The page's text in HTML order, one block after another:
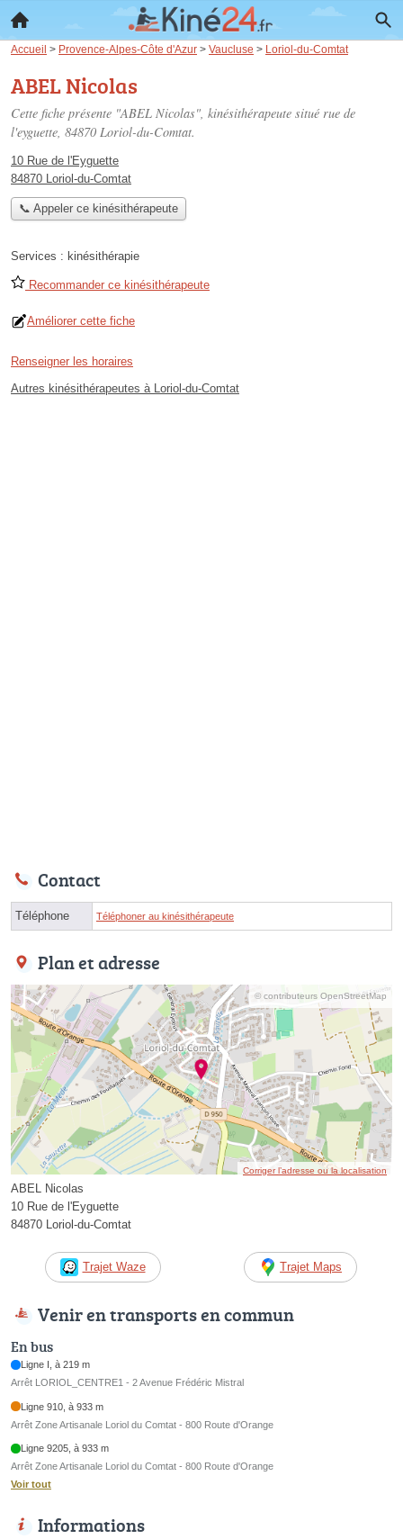
Accueil > Provence-Alpes-Côte d'Azur > Vaucluse > Loriol-du-Comtat
ABEL Nicolas
Cette fiche présente "ABEL Nicolas", kinésithérapeute situé rue de
l'eyguette, 84870 Loriol-du-Comtat.
10 Rue de l'Eyguette
84870 Loriol-du-Comtat
📞 Appeler ce kinésithérapeute
Services : kinésithérapie
Recommander ce kinésithérapeute
Améliorer cette fiche
Renseigner les horaires
Autres kinésithérapeutes à Loriol-du-Comtat
Contact
Téléphone Téléphoner au kinésithérapeute
Plan et adresse
© contributeurs OpenStreetMap
Corriger l’adresse ou la localisation
ABEL Nicolas
10 Rue de l'Eyguette
84870 Loriol-du-Comtat
Trajet Waze Trajet Maps
Venir en transports en commun
En bus
Ligne I, à 219 m
Arrêt LORIOL_CENTRE1 - 2 Avenue Frédéric Mistral
Ligne 910, à 933 m
Arrêt Zone Artisanale Loriol du Comtat - 800 Route d'Orange
Ligne 9205, à 933 m
Arrêt Zone Artisanale Loriol du Comtat - 800 Route d'Orange
Voir tout
Informations